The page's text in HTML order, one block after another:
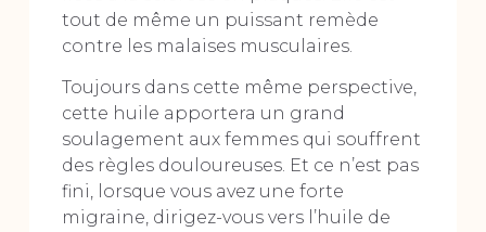
tout de même un puissant remède
contre les malaises musculaires.
Toujours dans cette même perspective,
cette huile apportera un grand
soulagement aux femmes qui souffrent
des règles douloureuses. Et ce n’est pas
fini, lorsque vous avez une forte
migraine, dirigez-vous vers l’huile de